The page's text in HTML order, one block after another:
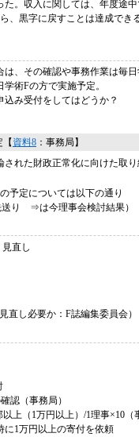
。収入に関しては、年度途
、黒字に戻すことは達成で
、その確認や事務作業は毎日
術Fの方で実施予定。
み受付をしてはどうか？
【 資料8 ：事務局】
れた財政正常化に向けた取
予定については以下の通り
り ⇒は今理事会検討結果）
直し
直し必要か：F誌編集委員会）
認（事務局）
上（1万円以上）/1理事×10（
1万円以上の寄付を依頼